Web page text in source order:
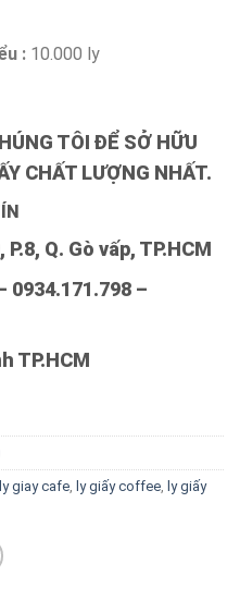
: 10.000 ly
TÔI ĐỂ SỞ HỮU
CHẤT LƯỢNG NHẤT.
Q. Gò vấp, TP.HCM
0934.171.798 –
TP.HCM
ly giay cafe ly giấy coffee ly giấy